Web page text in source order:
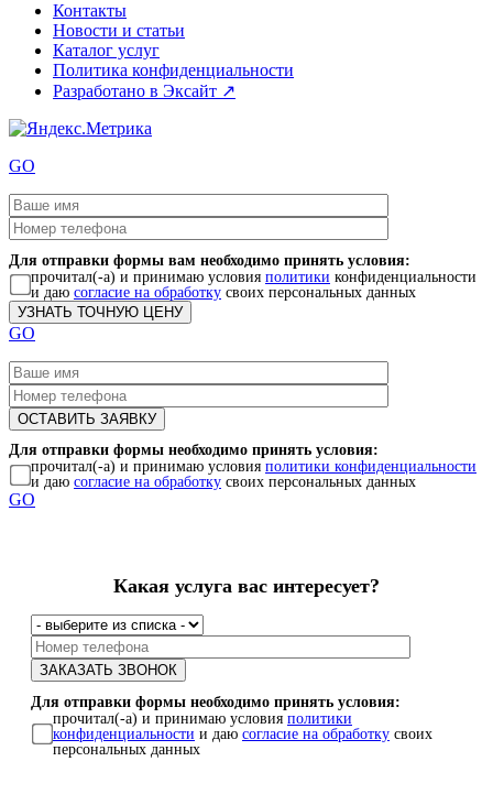
Контакты
Новости и статьи
Каталог услуг
Политика конфиденциальности
Разработано в Эксайт ↗
GO
Для отправки формы вам необходимо принять условия:
прочитал(-а) и принимаю условия политики конфиденциальности
и даю согласие на обработку своих персональных данных
GO
Для отправки формы необходимо принять условия:
прочитал(-а) и принимаю условия политики конфиденциальности
и даю согласие на обработку своих персональных данных
GO
Какая услуга вас интересует?
Для отправки формы необходимо принять условия:
прочитал(-а) и принимаю условия политики
конфиденциальности и даю согласие на обработку своих
персональных данных